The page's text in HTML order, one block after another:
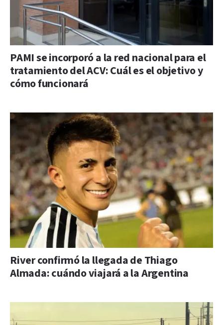
PAMI se incorporó a la red nacional para el
tratamiento del ACV: Cuál es el objetivo y
cómo funcionará
River confirmó la llegada de Thiago
Almada: cuándo viajará a la Argentina